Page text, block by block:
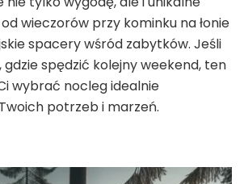
wieczorów przy kominku na łonie
spacery wśród zabytków. Jeśli
gdzie spędzić kolejny weekend, ten
wybrać nocleg idealnie
potrzeb i marzeń.